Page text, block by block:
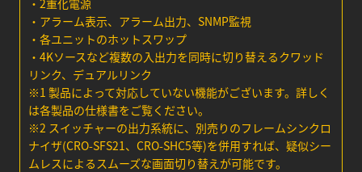
・アラーム表示、アラーム出力、SNMP監視
・各ユニットのホットスワップ
・4Kソースなど複数の入出力を同時に切り替えるクワッド
リンク、デュアルリンク
※1 製品によって対応していない機能がございます。詳しく
は各製品の仕様書をご覧ください。
※2 スイッチャーの出力系統に、別売りのフレームシンクロ
ナイザ(CRO-SFS21、CRO-SHC5等)を併用すれば、疑似シー
ムレスによるスムーズな画面切り替えが可能です。